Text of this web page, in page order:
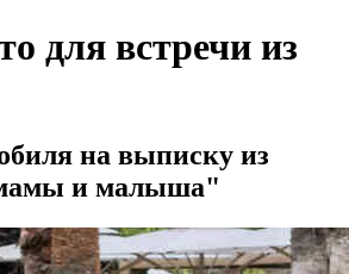
для встречи из
на выписку из
и малыша